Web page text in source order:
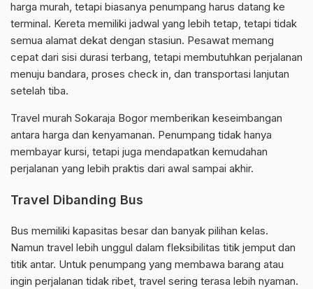
harga murah, tetapi biasanya penumpang harus datang ke
terminal. Kereta memiliki jadwal yang lebih tetap, tetapi tidak
semua alamat dekat dengan stasiun. Pesawat memang
cepat dari sisi durasi terbang, tetapi membutuhkan perjalanan
menuju bandara, proses check in, dan transportasi lanjutan
setelah tiba.
Travel murah Sokaraja Bogor memberikan keseimbangan
antara harga dan kenyamanan. Penumpang tidak hanya
membayar kursi, tetapi juga mendapatkan kemudahan
perjalanan yang lebih praktis dari awal sampai akhir.
Travel Dibanding Bus
Bus memiliki kapasitas besar dan banyak pilihan kelas.
Namun travel lebih unggul dalam fleksibilitas titik jemput dan
titik antar. Untuk penumpang yang membawa barang atau
ingin perjalanan tidak ribet, travel sering terasa lebih nyaman.